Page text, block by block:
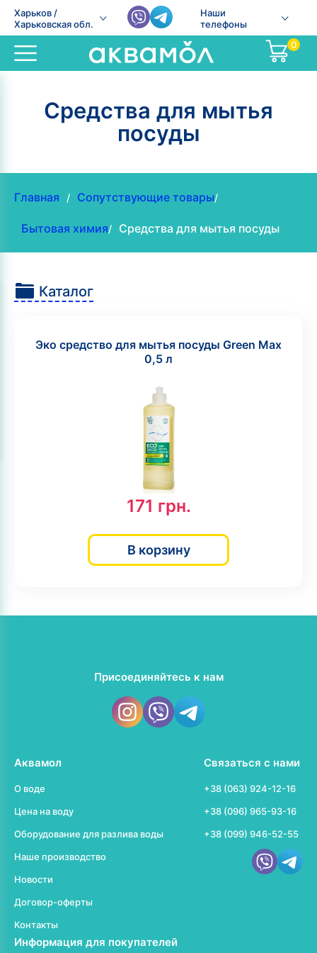
Харьков /
Харьковская обл.
Наши
телефоны
0
Средства для мытья
посуды
Главная / Сопутствующие товары/
Бытовая химия/ Средства для мытья посуды
Каталог
Эко средство для мытья посуды Green Max
0,5 л
171 грн.
В корзину
Присоединяйтесь к нам
Аквамол
О воде
Цена на воду
Оборудование для разлива воды
Наше производство
Новости
Договор-оферты
Контакты
Информация для покупателей
Связаться с нами
+38 (063) 924-12-16
+38 (096) 965-93-16
+38 (099) 946-52-55